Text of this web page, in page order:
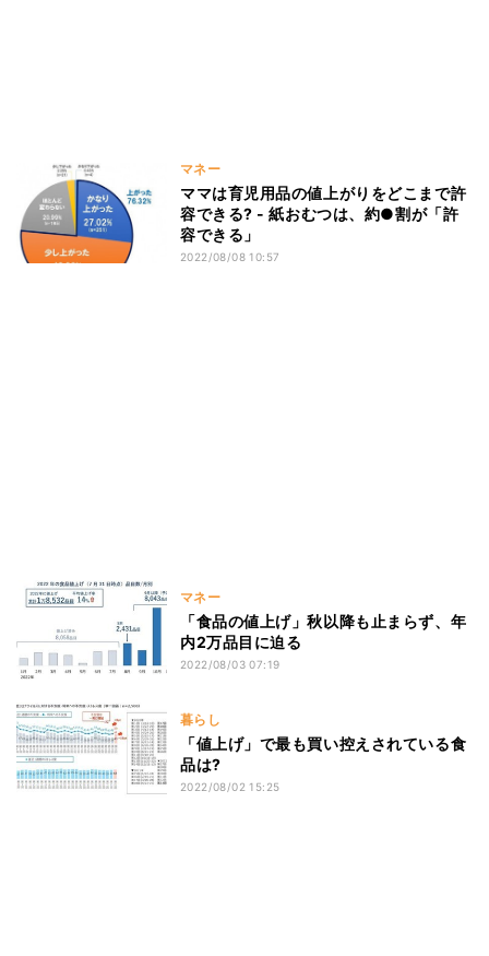
マネー
ママは育児用品の値上がりをどこまで許
容できる? - 紙おむつは、約●割が「許
容できる」
2022/08/08 10:57
マネー
「食品の値上げ」秋以降も止まらず、年
内2万品目に迫る
2022/08/03 07:19
暮らし
「値上げ」で最も買い控えされている食
品は?
2022/08/02 15:25